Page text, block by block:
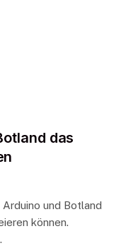
das
und Botland
können.